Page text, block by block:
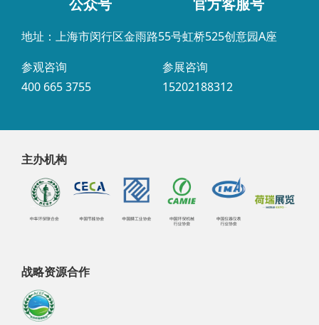
地址：上海市闵行区金雨路55号虹桥525创意园A座
参观咨询
400 665 3755
参展咨询
15202188312
主办机构
战略资源合作